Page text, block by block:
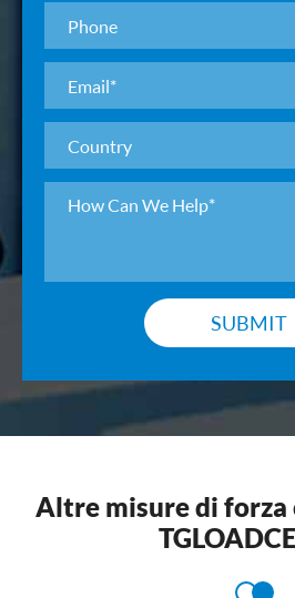
SUBMIT
Altre misure di forza